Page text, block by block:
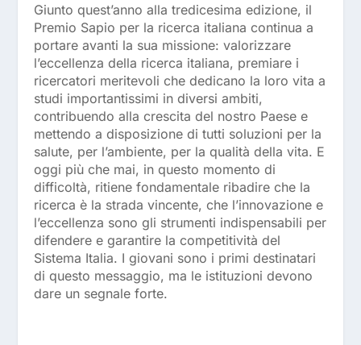
Giunto quest’anno alla tredicesima edizione, il
Premio Sapio per la ricerca italiana continua a
portare avanti la sua missione: valorizzare
l’eccellenza della ricerca italiana, premiare i
ricercatori meritevoli che dedicano la loro vita a
studi importantissimi in diversi ambiti,
contribuendo alla crescita del nostro Paese e
mettendo a disposizione di tutti soluzioni per la
salute, per l’ambiente, per la qualità della vita. E
oggi più che mai, in questo momento di
difficoltà, ritiene fondamentale ribadire che la
ricerca è la strada vincente, che l’innovazione e
l’eccellenza sono gli strumenti indispensabili per
difendere e garantire la competitività del
Sistema Italia. I giovani sono i primi destinatari
di questo messaggio, ma le istituzioni devono
dare un segnale forte.